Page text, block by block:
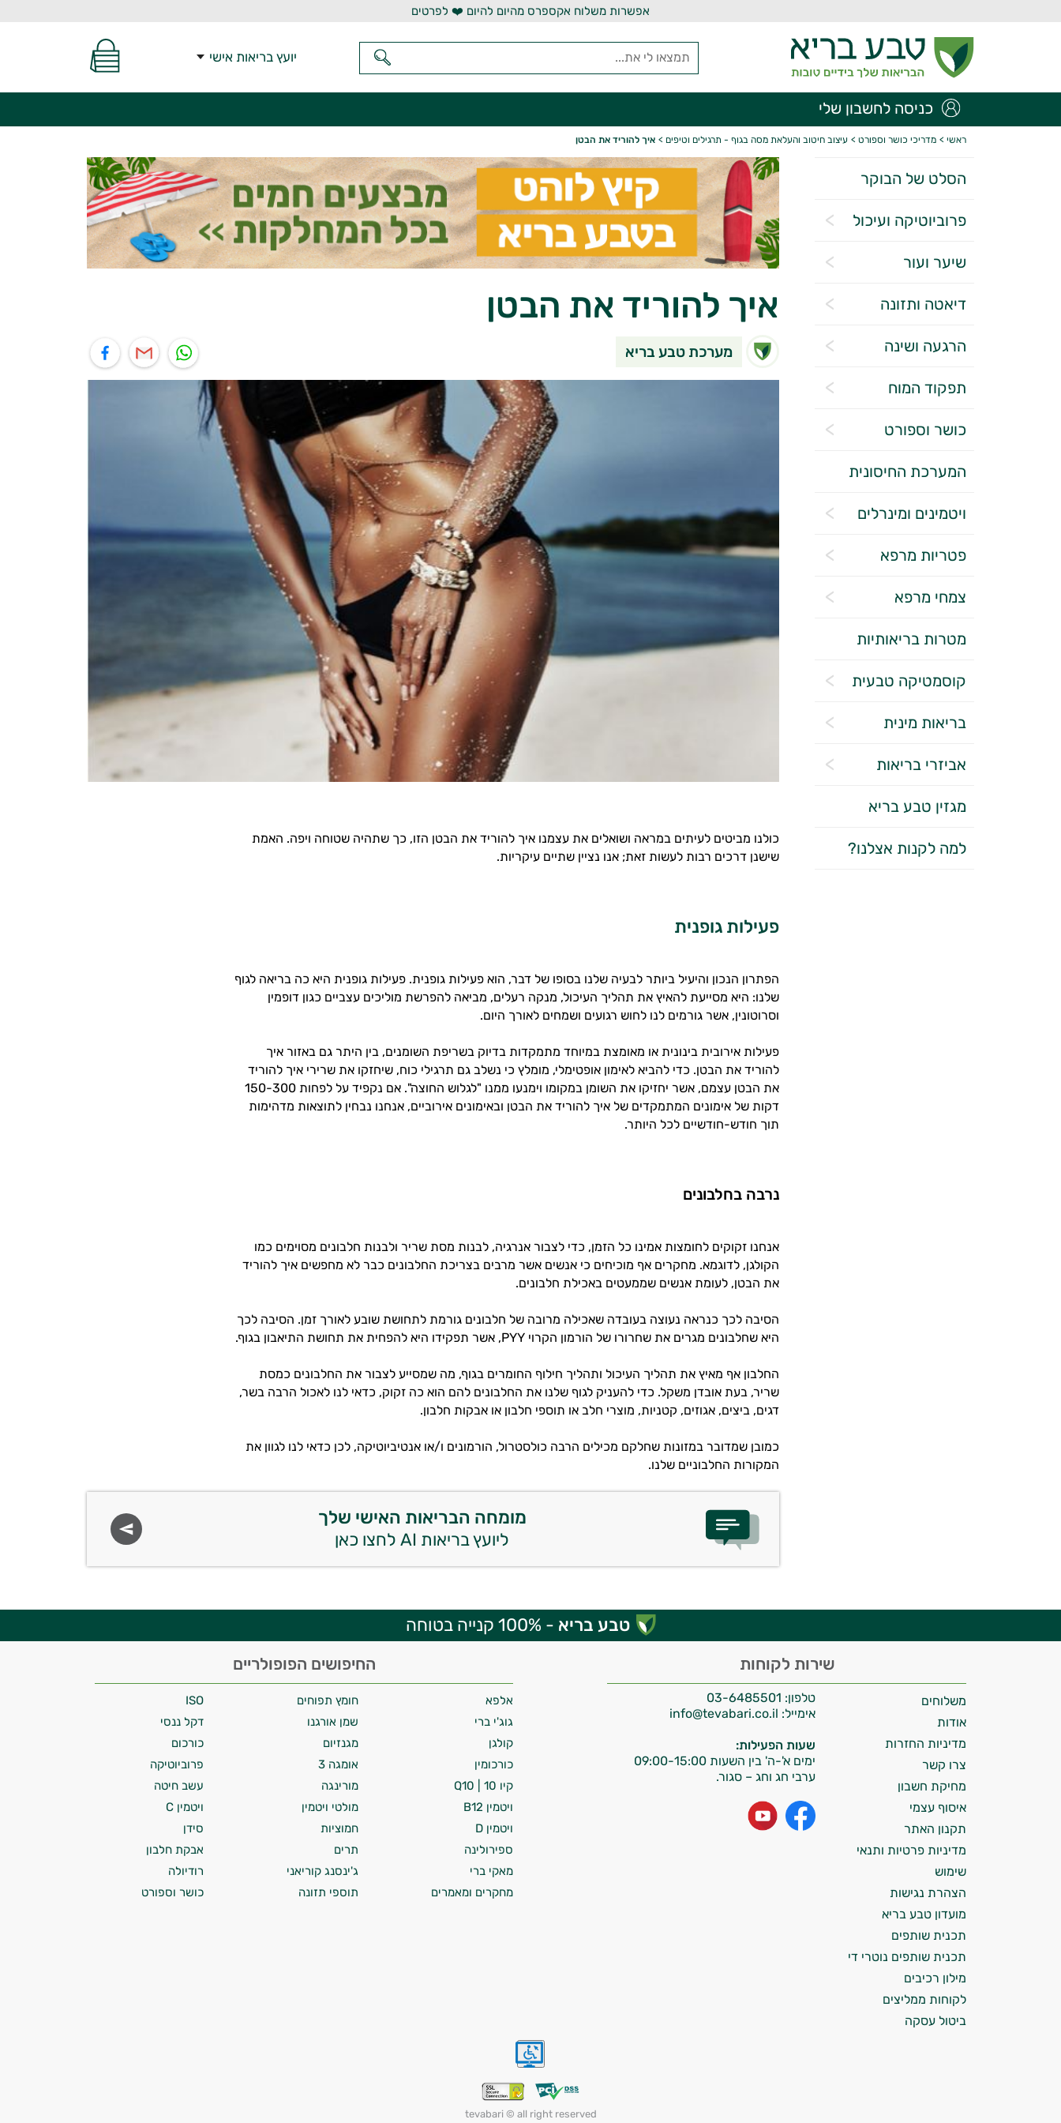
אפשרות משלוח אקספרס מהיום להיום ❤️ לפרטים
יועץ בריאות אישי
כניסה לחשבון שלי
ראשי > מדריכי כושר וספורט > עיצוב חיטוב והעלאת מסה בגוף - תרגילים וטיפים > איך להוריד את הבטן
הסלט של הבוקר
פרוביוטיקה ועיכול
שיער ועור
דיאטה ותזונה
הרגעה ושינה
תפקוד המוח
כושר וספורט
המערכת החיסונית
ויטמינים ומינרלים
פטריות מרפא
צמחי מרפא
מטרות בריאותיות
קוסמטיקה טבעית
בריאות מינית
אביזרי בריאות
מגזין טבע בריא
למה לקנות אצלנו?
איך להוריד את הבטן
מערכת טבע בריא
כולנו מביטים לעיתים במראה ושואלים את עצמנו איך להוריד את הבטן הזו, כך שתהיה שטוחה ויפה. האמת
שישנן דרכים רבות לעשות זאת; אנו נציין שתיים עיקריות.
פעילות גופנית
הפתרון הנכון והיעיל ביותר לבעיה שלנו בסופו של דבר, הוא פעילות גופנית. פעילות גופנית היא כה בריאה לגוף
שלנו: היא מסייעת להאיץ את תהליך העיכול, מנקה רעלים, מביאה להפרשת מוליכים עצביים כגון דופמין
וסרוטונין, אשר גורמים לנו לחוש רגועים ושמחים לאורך היום.
פעילות אירובית בינונית או מאומצת במיוחד מתמקדות בדיוק בשריפת השומנים, בין היתר גם באזור איך
להוריד את הבטן. כדי להביא לאימון אופטימלי, מומלץ כי נשלב גם תרגילי כוח, שיחזקו את שרירי איך להוריד
את הבטן עצמם, אשר יחזיקו את השומן במקומו וימנעו ממנו "לגלוש החוצה". אם נקפיד על לפחות 150-300
דקות של אימונים המתמקדים של איך להוריד את הבטן ובאימונים אירוביים, אנחנו נבחין לתוצאות מדהימות
תוך חודש-חודשיים לכל היותר.
נרבה בחלבונים
אנחנו זקוקים לחומצות אמינו כל הזמן, כדי לצבור אנרגיה, לבנות מסת שריר ולבנות חלבונים מסוימים כמו
הקולגן, לדוגמא. מחקרים אף מוכיחים כי אנשים אשר מרבים בצריכת החלבונים כבר לא מחפשים איך להוריד
את הבטן, לעומת אנשים שממעטים באכילת חלבונים.
הסיבה לכך כנראה נעוצה בעובדה שאכילה מרובה של חלבונים גורמת לתחושת שובע לאורך זמן. הסיבה לכך
היא שחלבונים מגרים את שחרורו של הורמון הקרוי PYY, אשר תפקידו היא להפחית את תחושת התיאבון בגוף.
החלבון אף מאיץ את תהליך העיכול ותהליך חילוף החומרים בגוף, מה שמסייע לצבור את החלבונים כמסת
שריר, בעת אובדן משקל. כדי להעניק לגוף שלנו את החלבונים להם הוא כה זקוק, כדאי לנו לאכול הרבה בשר,
דגים, ביצים, אגוזים, קטניות, מוצרי חלב או תוספי חלבון או אבקות חלבון.
כמובן שמדובר במזונות שחלקם מכילים הרבה כולסטרול, הורמונים ו/או אנטיביוטיקה, לכן כדאי לנו לגוון את
המקורות החלבוניים שלנו.
מומחה הבריאות האישי שלך
ליועץ בריאות AI לחצו כאן
טבע בריא - 100% קנייה בטוחה
שירות לקוחות
טלפון: 03-6485501
אימייל:
שעות הפעילות:
ימים א'-ה' בין השעות 09:00-15:00
ערבי חג וחג – סגור.
משלוחים
אודות
מדיניות החזרות
צרו קשר
מחיקת חשבון
איסוף עצמי
תקנון האתר
מדיניות פרטיות ותנאי
שימוש
הצהרת נגישות
מועדון טבע בריא
תכנית שותפים
תכנית שותפים נוטרי די
מילון רכיבים
לקוחות ממליצים
ביטול עסקה
החיפושים הפופולריים
אלפא חומץ תפוחים
ISO
גוג'י ברי
שמן אורגנו
דקל ננסי
קולגן
מגנזיום
כורכום
כורכומין
אומגה 3
פרוביוטיקה
קיו 10 | Q10
מורינגה
עשב חיטה
ויטמין B12
מולטי ויטמין
ויטמין C
ויטמין D
חמוציות
סידן
ספירולינה
תרים
אבקת חלבון
מאקי ברי
ג'ינסנג קוריאני
רודיולה
מחקרים ומאמרים
תוספי תזונה כושר וספורט
tevabari © all right reserved
התשובות שלי מבוססות על מאגרי מידע קליניים
וספרות מקצועית בתחומי הרפואה הטבעית
ותזונת הספורט.
אני כאן כדי לעזור לך להתאים את תוספי
התזונה ומוצרי הבריאות המדויקים למטרות
ולמצב הגופני שלך, ולהסביר לך אילו רכיבים
עובדים יחד כדי למקסם תוצאות גם בחיי היום
המטרה שלי היא להתאים עבורך המלצות
אישיות מבוססות מדעית.